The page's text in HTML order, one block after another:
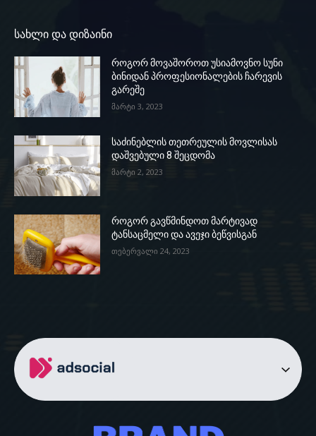
სახლი და დიზაინი
როგორ მოვაშოროთ უსიამოვნო სუნი
ბინიდან პროფესიონალების ჩარევის
გარეშე
მარტი 3, 2023
საძინებლის თეთრეულის მოვლისას
დაშვებული 8 შეცდომა
მარტი 2, 2023
როგორ გავწმინდოთ მარტივად
ტანსაცმელი და ავეჯი ბეწვისგან
თებერვალი 24, 2023